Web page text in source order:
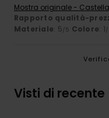
Mostra originale -
Rapporto qualità-
Materiale: 5/5 Colore: 1
Visti di recente